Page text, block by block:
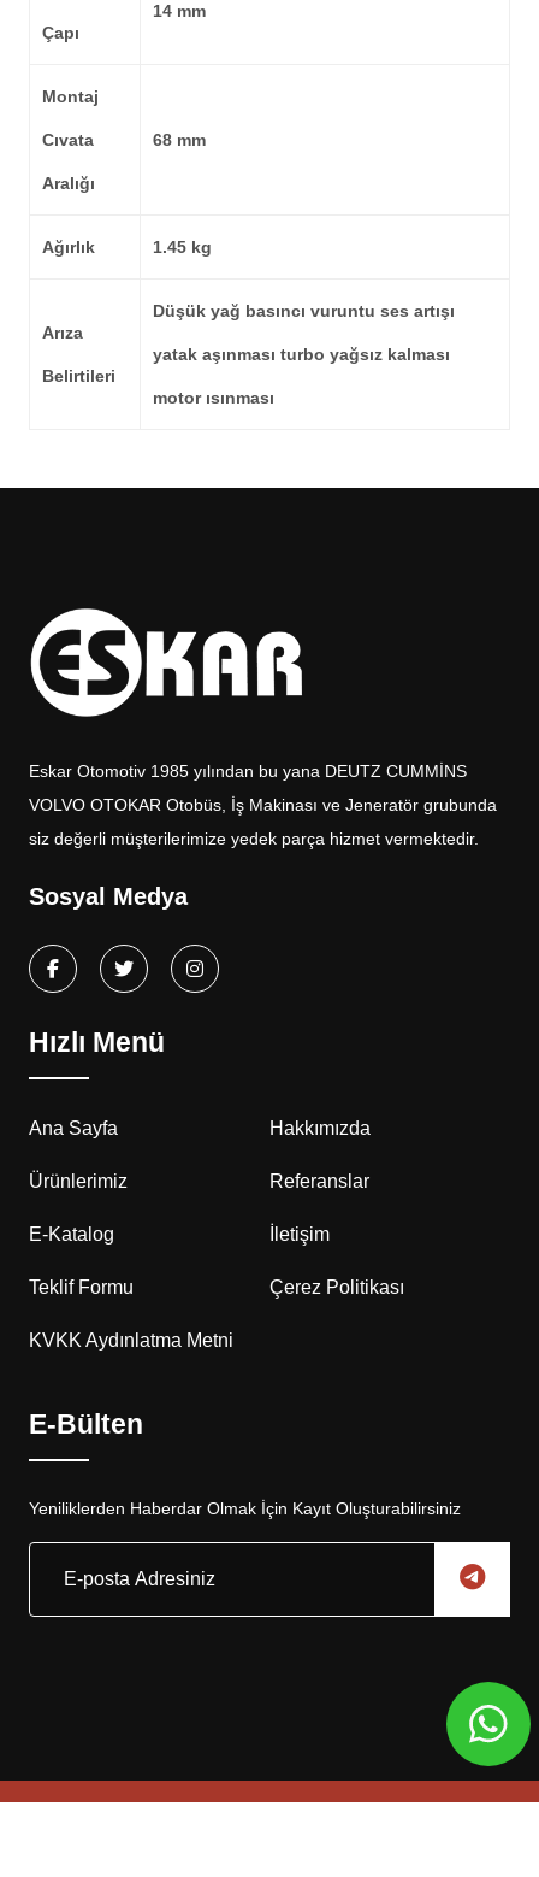
Çapı
14 mm
Montaj
Cıvata
Aralığı
68 mm
Ağırlık 1.45 kg
Arıza
Belirtileri
Düşük yağ basıncı vuruntu ses artışı
yatak aşınması turbo yağsız kalması
motor ısınması
Eskar Otomotiv 1985 yılından bu yana DEUTZ CUMMİNS
VOLVO OTOKAR Otobüs, İş Makinası ve Jeneratör grubunda
siz değerli müşterilerimize yedek parça hizmet vermektedir.
Sosyal Medya
Hızlı Menü
Ana Sayfa Hakkımızda
Ürünlerimiz Referanslar
E-Katalog İletişim
Teklif Formu Çerez Politikası
KVKK Aydınlatma Metni
E-Bülten
Yeniliklerden Haberdar Olmak İçin Kayıt Oluşturabilirsiniz